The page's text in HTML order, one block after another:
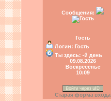
Сообщения:
Гость
Логин: Гость
Ты здесь: -й день
09.08.2026
Воскресенье
10:09
Войти через uID
Старая форма входа